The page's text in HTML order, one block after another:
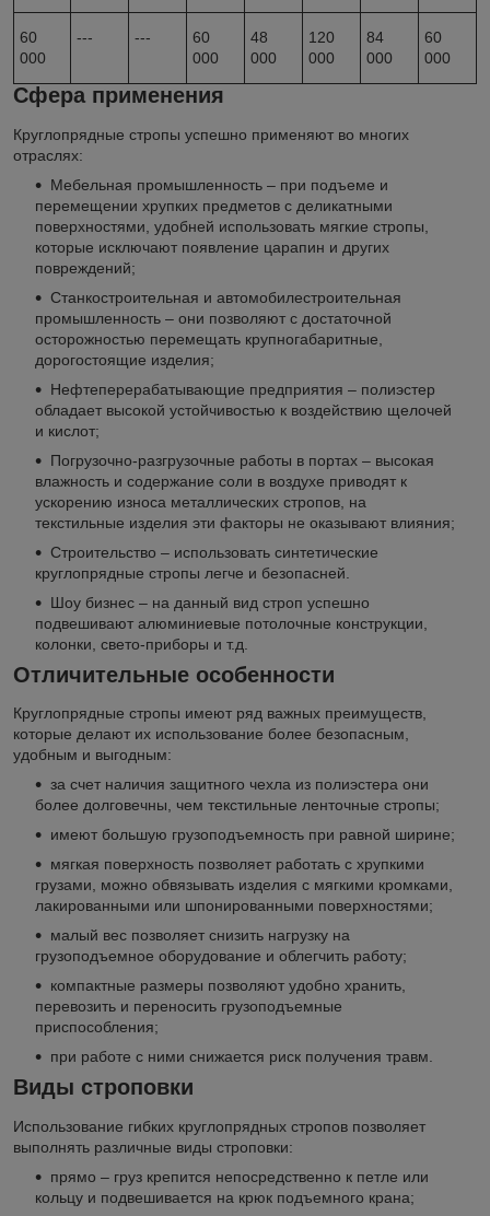
60
000
--- ---
60
000
48
000
120
000
84
000
60
000
Сфера применения
Круглопрядные стропы успешно применяют во многих
отраслях:
Мебельная промышленность – при подъеме и
перемещении хрупких предметов с деликатными
поверхностями, удобней использовать мягкие стропы,
которые исключают появление царапин и других
повреждений;
Станкостроительная и автомобилестроительная
промышленность – они позволяют с достаточной
осторожностью перемещать крупногабаритные,
дорогостоящие изделия;
Нефтеперерабатывающие предприятия – полиэстер
обладает высокой устойчивостью к воздействию щелочей
и кислот;
Погрузочно-разгрузочные работы в портах – высокая
влажность и содержание соли в воздухе приводят к
ускорению износа металлических стропов, на
текстильные изделия эти факторы не оказывают влияния;
Строительство – использовать синтетические
круглопрядные стропы легче и безопасней.
Шоу бизнес – на данный вид строп успешно
подвешивают алюминиевые потолочные конструкции,
колонки, свето-приборы и т.д.
Отличительные особенности
Круглопрядные стропы имеют ряд важных преимуществ,
которые делают их использование более безопасным,
удобным и выгодным:
за счет наличия защитного чехла из полиэстера они
более долговечны, чем текстильные ленточные стропы;
имеют большую грузоподъемность при равной ширине;
мягкая поверхность позволяет работать с хрупкими
грузами, можно обвязывать изделия с мягкими кромками,
лакированными или шпонированными поверхностями;
малый вес позволяет снизить нагрузку на
грузоподъемное оборудование и облегчить работу;
компактные размеры позволяют удобно хранить,
перевозить и переносить грузоподъемные
приспособления;
при работе с ними снижается риск получения травм.
Виды строповки
Использование гибких круглопрядных стропов позволяет
выполнять различные виды строповки:
прямо – груз крепится непосредственно к петле или
кольцу и подвешивается на крюк подъемного крана;